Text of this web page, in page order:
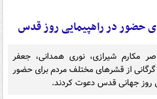
حضور در راهپیمایی روز قدس
مکارم شیرازی، نوری همدانی، جعفر
از قشرهای مختلف مردم برای حضور
روز جهانی قدس دعوت کردند.